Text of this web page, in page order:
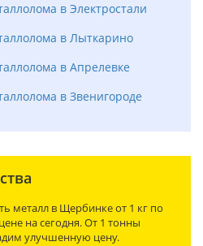
в Электростали
в Лыткарино
в Апрелевке
в Звенигороде
металл в Щербинке от 1 кг по
на сегодня. От 1 тонны
улучшенную цену.